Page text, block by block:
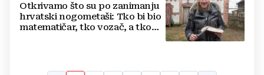
Otkrivamo što su po zanimanju
hrvatski nogometaši: Tko bi bio
matematičar, tko vozač, a tko